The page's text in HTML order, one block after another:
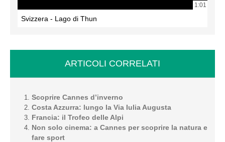
1:01
Svizzera - Lago di Thun
ARTICOLI CORRELATI
Scoprire Cannes d’inverno
Costa Azzurra: lungo la Via Iulia Augusta
Francia: il Trofeo delle Alpi
Non solo cinema: a Cannes per scoprire la natura e
fare sport